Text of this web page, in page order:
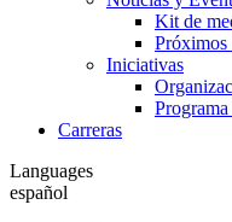
Kit de
Próximos
Iniciativas
Carreras
Languages
español